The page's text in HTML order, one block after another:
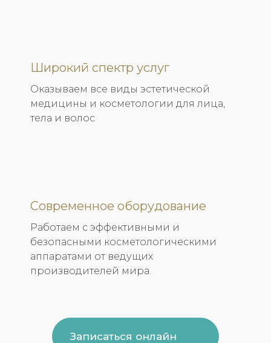
Широкий спектр услуг
Оказываем все виды эстетической
медицины и косметологии для лица,
тела и волос
Современное оборудование
Работаем с эффективными и
безопасными косметологическими
аппаратами от ведущих
производителей мира.
Записаться онлайн